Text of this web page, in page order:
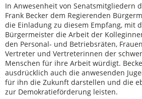
In Anwesenheit von Senatsmitgliedern
Frank Becker dem Regierenden
die Einladung zu diesem Empfang, mit
Bürgermeister die Arbeit der
den Personal- und Betriebsräten,
Vertreter und Vertreterinnen der
Menschen für ihre Arbeit würdigt.
ausdrücklich auch die anwesenden
für ihn die Zukunft darstellen und die
zur Demokratieförderung leisten.